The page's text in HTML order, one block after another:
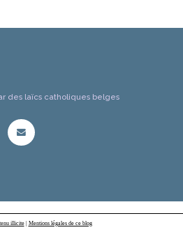
des laïcs catholiques belges
illicite| Mentions légales de ce blog